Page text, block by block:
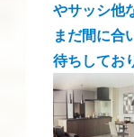
やサッシ他
まだ間に合
待ちしてお